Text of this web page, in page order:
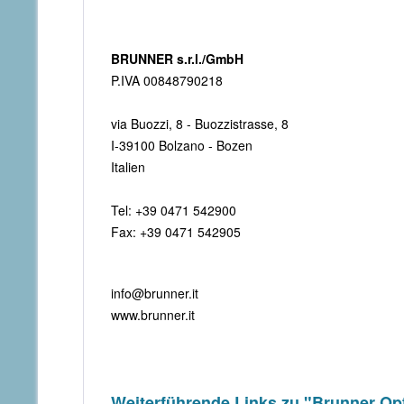
BRUNNER s.r.l./GmbH
P.IVA 00848790218
via Buozzi, 8 - Buozzistrasse, 8
I-39100 Bolzano - Bozen
Italien
Tel: +39 0471 542900
Fax: +39 0471 542905
info@brunner.it
www.brunner.it